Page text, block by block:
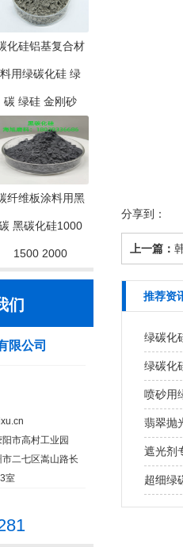
化硅铝基复合材
料用绿碳化硅 绿
碳 绿硅 金刚砂
纤维板涂料用黑
黑碳化硅1000
1500 2000
们
限公司
市高村工业园
二七区嵩山路长
室
分享到：
上一篇：
推荐资
绿碳化
绿碳化
喷砂用
翡翠抛
遮光剂
超细绿